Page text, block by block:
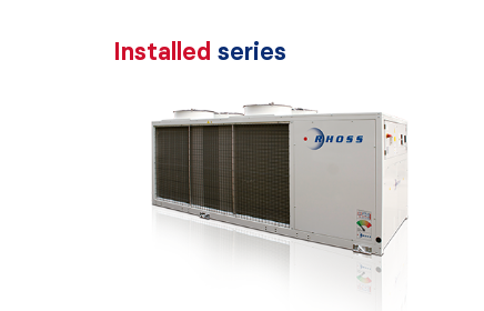
Installed series
Y-Pack FREECOOLING